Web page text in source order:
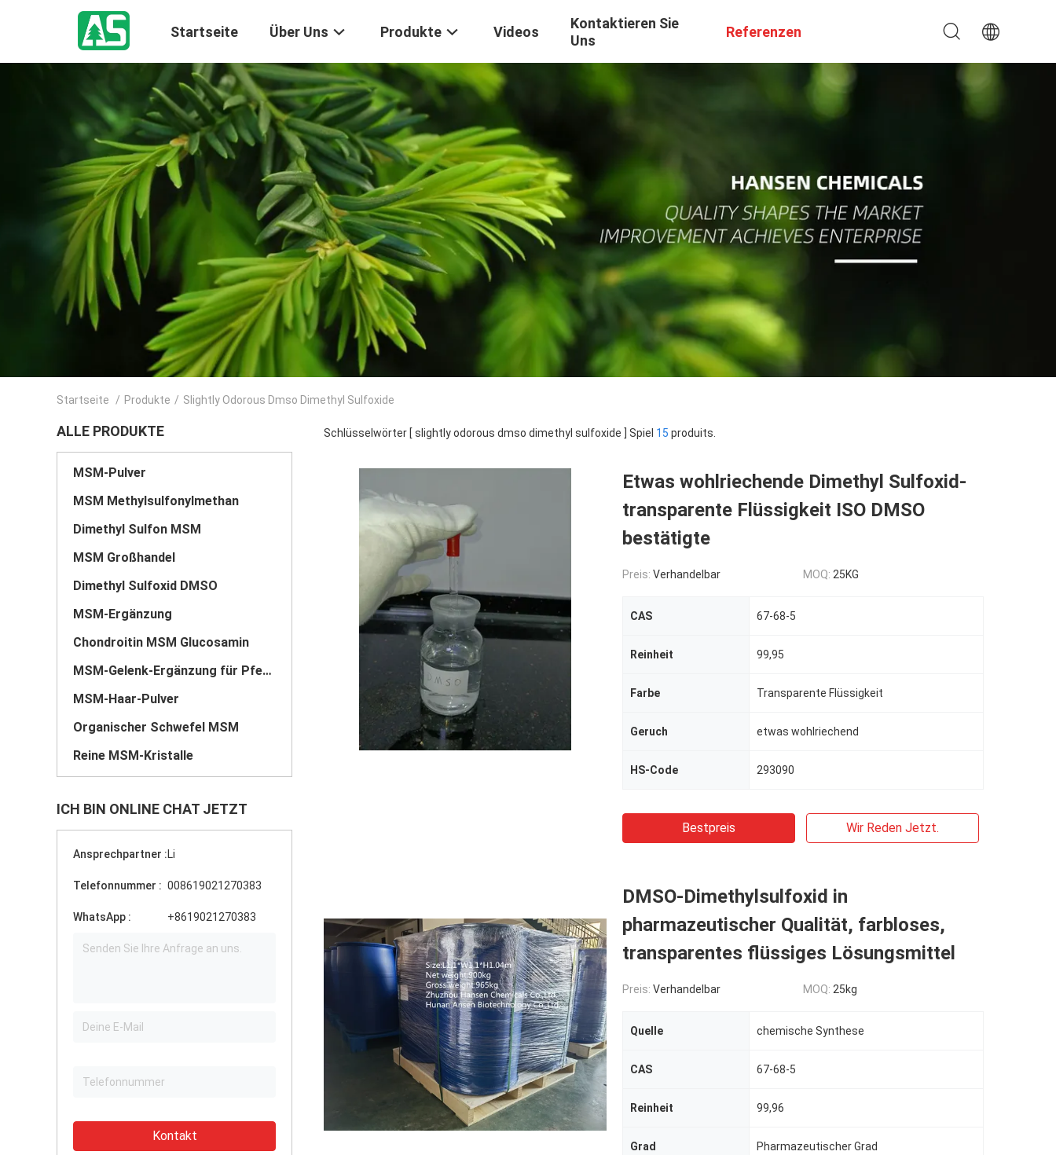
Startseite Über Uns Produkte Videos
Kontaktieren Sie
Uns
Referenzen
Startseite / Produkte / Slightly Odorous Dmso Dimethyl Sulfoxide
ALLE PRODUKTE
MSM-Pulver
MSM Methylsulfonylmethan
Dimethyl Sulfon MSM
MSM Großhandel
Dimethyl Sulfoxid DMSO
MSM-Ergänzung
Chondroitin MSM Glucosamin
MSM-Gelenk-Ergänzung für Pferde
MSM-Haar-Pulver
Organischer Schwefel MSM
Reine MSM-Kristalle
ICH BIN ONLINE CHAT JETZT
Ansprechpartner :Li
Telefonnummer : 008619021270383
WhatsApp : +8619021270383
Kontakt
Schlüsselwörter [ slightly odorous dmso dimethyl sulfoxide ] Spiel 15 produits.
Etwas wohlriechende Dimethyl Sulfoxid-
transparente Flüssigkeit ISO DMSO
bestätigte
Preis: Verhandelbar MOQ: 25KG
CAS 67-68-5
Reinheit 99,95
Farbe Transparente Flüssigkeit
Geruch etwas wohlriechend
HS-Code 293090
Bestpreis Wir Reden Jetzt.
DMSO-Dimethylsulfoxid in
pharmazeutischer Qualität, farbloses,
transparentes flüssiges Lösungsmittel
Preis: Verhandelbar MOQ: 25kg
Quelle chemische Synthese
CAS 67-68-5
Reinheit 99,96
Grad Pharmazeutischer Grad